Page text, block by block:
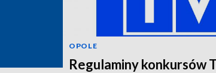
OPOLE
Regulaminy konkursów